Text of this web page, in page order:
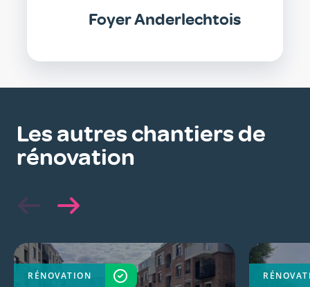
Foyer Anderlechtois
Les autres chantiers de
rénovation
RÉNOVATION TERMINÉ